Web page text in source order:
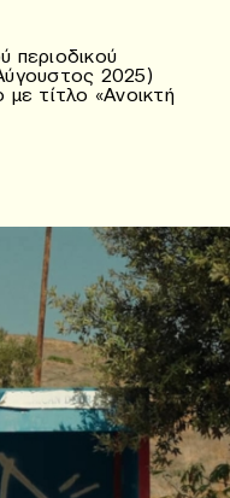
περιοδικού
2025)
τίτλο «Ανοικτή